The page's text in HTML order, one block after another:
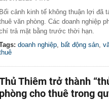
Bối cảnh kinh tế không thuận lợi đã
văn phòng. Các doanh nghiệp
trả mặt bằng trước thời hạn.
doanh nghiệp bất động sản
Thiêm trở thành
phòng cho thuê trong